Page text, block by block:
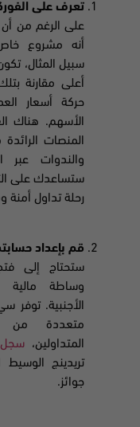
تعرف على
على الرغم من أن
أنه مشروع
سبيل المثال،
أعلى مقارنة
حركة أسعار
الأسهم. هناك
المنصات
والندوات عبر
ستساعدك على
رحلة تداول أمنة
قم بإعداد
ستحتاج إلى
وساطة مالية
الأجنبية.توفر سي
متعددة من
المتداولين، سجل
تريدينج
جوائز.